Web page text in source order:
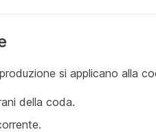
si applicano alla
della coda.